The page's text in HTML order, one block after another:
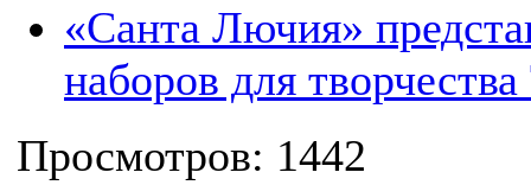
«Санта Лючия»
наборов для
Просмотров: 1442